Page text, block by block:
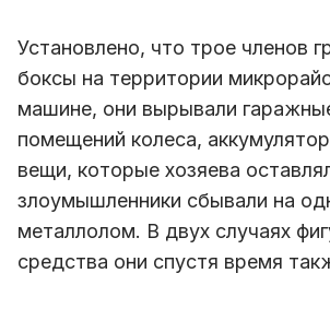
Установлено, что трое членов
боксы на территории
машине, они вырывали
помещений колеса,
вещи, которые хозяева
злоумышленники сбывали на
металлолом. В двух случаях
средства они спустя время